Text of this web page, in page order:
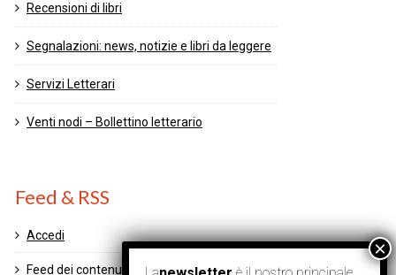
Recensioni di libri
Segnalazioni: news, notizie e libri da leggere
Servizi Letterari
Venti nodi – Bollettino letterario
Feed & RSS
Accedi
Feed dei contenuti